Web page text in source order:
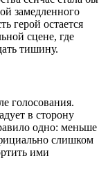
замедленного
герой остается
сцене, где
тишину.
голосования.
в сторону
одно: меньше
слишком
ими